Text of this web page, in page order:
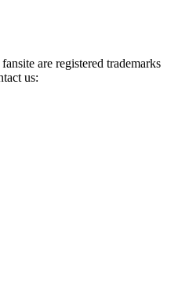
are registered trademarks
us: